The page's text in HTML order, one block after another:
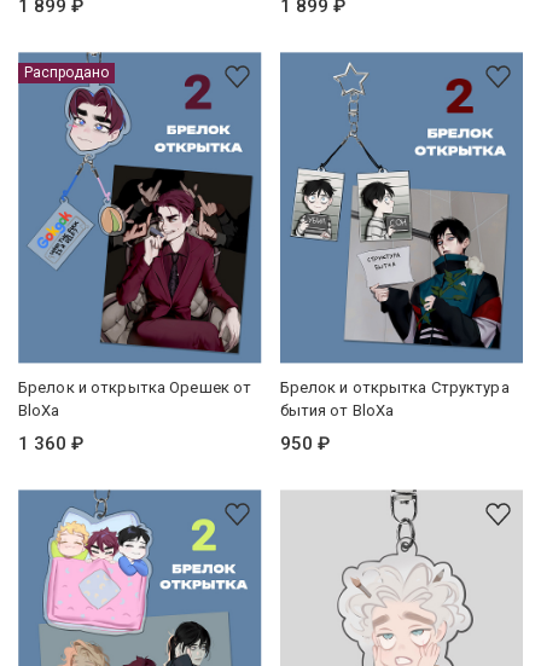
1 899 ₽ 1 899 ₽
Распродано
Брелок и открытка Орешек от
BloXa
1 360 ₽
Брелок и открытка Структура
бытия от BloXa
950 ₽